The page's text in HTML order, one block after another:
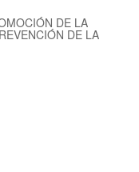
DE LA
DE LA